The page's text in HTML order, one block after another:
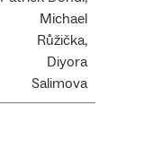
Michael
Růžička,
Diyora
Salimova